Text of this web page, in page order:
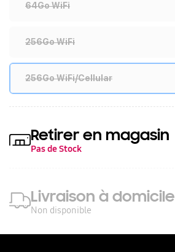
64Go WiFi
256Go WiFi
256Go WiFi/Cellular
Retirer en magasin
Pas de Stock
Livraison à domicile
Non disponible